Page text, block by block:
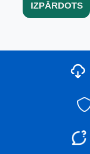
IZPĀRDOTS